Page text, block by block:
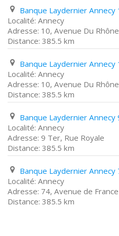
Annecy
10, Avenue Du Rhône
385.5 km
Annecy
10, Avenue Du Rhône
385.5 km
Annecy
9 Ter, Rue Royale
385.5 km
Annecy
74, Avenue de France
385.5 km